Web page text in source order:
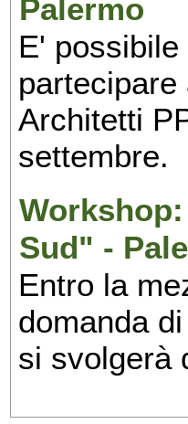
Palermo
E'
Architetti
settembre.
Sud" -
Entro la
domanda
si svolgerà